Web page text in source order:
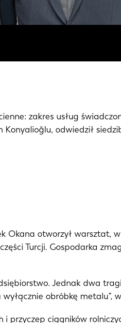
zakres usług
odwiedził
Okana otworzył warsztat,
Turcji. Gospodarka
Jednak dwa
obróbkę metalu”,
przyczep ciągników